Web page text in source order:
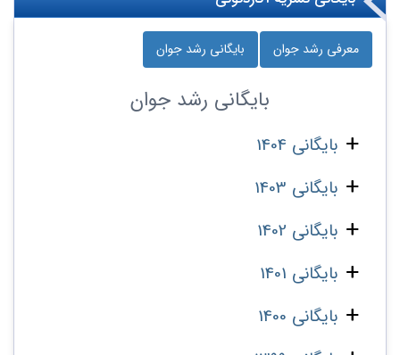
معرفی رشد جوان بایگانی رشد جوان
بایگانی رشد جوان
بایگانی 1404
بایگانی 1403
بایگانی 1402
بایگانی 1401
بایگانی 1400